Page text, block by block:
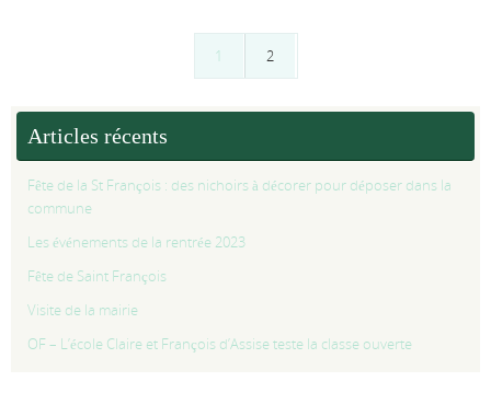
1 2
Articles récents
Fête de la St François : des nichoirs à décorer pour déposer dans la
commune
Les événements de la rentrée 2023
Fête de Saint François
Visite de la mairie
OF – L’école Claire et François d’Assise teste la classe ouverte